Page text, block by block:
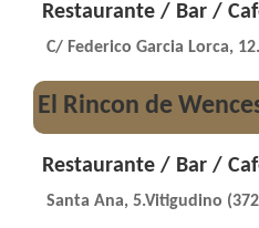
Restaurante / Bar /
C/ Federico Garcia Lorca,
El Rincon de
Restaurante / Bar /
Santa Ana, 5.Vitigudino